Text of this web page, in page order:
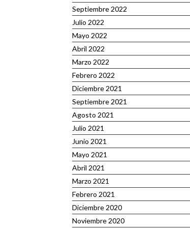
Septiembre 2022
Julio 2022
Mayo 2022
Abril 2022
Marzo 2022
Febrero 2022
Diciembre 2021
Septiembre 2021
Agosto 2021
Julio 2021
Junio 2021
Mayo 2021
Abril 2021
Marzo 2021
Febrero 2021
Diciembre 2020
Noviembre 2020